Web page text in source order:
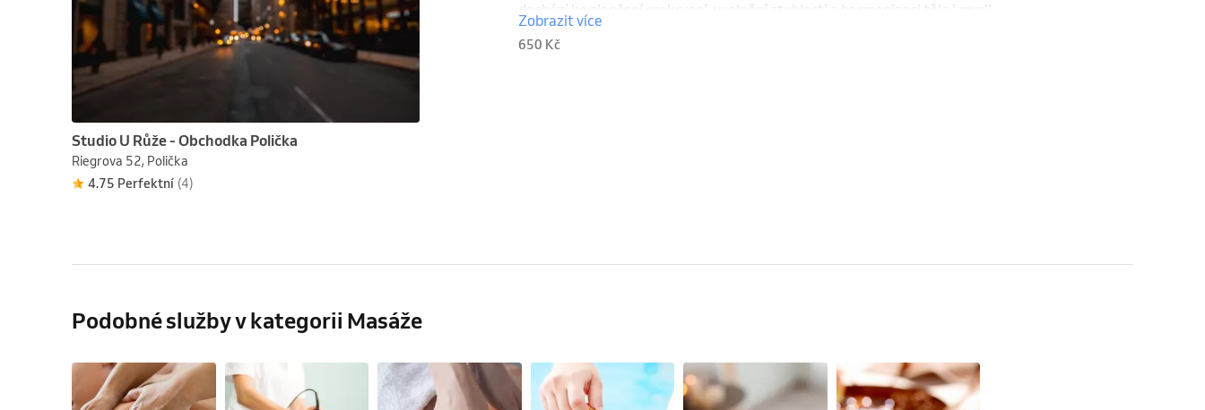
Studio U Růže - Obchodka Polička
Riegrova 52, Polička
4.75 Perfektní (4)
dochází ke zlepšení prokrvení, uvolnění ztuhlosti a harmonizaci těla i mysli.
Masáž pomáhá redukovat stres, zlepšuje kvalitu spánku a přispívá k celkové pohodě.
Zobrazit více
650 Kč
Podobné služby v kategorii Masáže